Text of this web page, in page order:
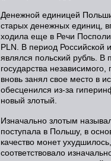
Денежной единицей
старых денежных единиц,
ходила еще в Речи
PLN. В период
являлся польский рубль.
государства
вновь занял свое место в
обесценился из-за
новый злотый.
Изначально злотым
поступала в Польшу, в
качество монет
соответствовало